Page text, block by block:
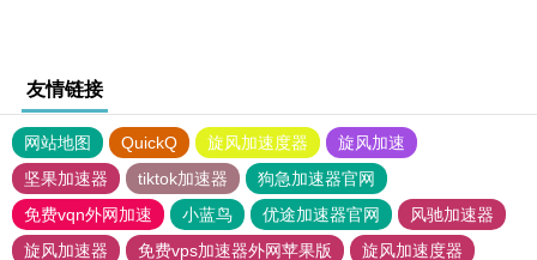
友情链接
网站地图 QuickQ 旋风加速度器
旋风加速
坚果加速器
tiktok加速器
狗急加速器官网
免费vqn外网加速
小蓝鸟 优途加速器官网
风驰加速器
旋风加速器
免费vps加速器外网苹果版 旋风加速度器